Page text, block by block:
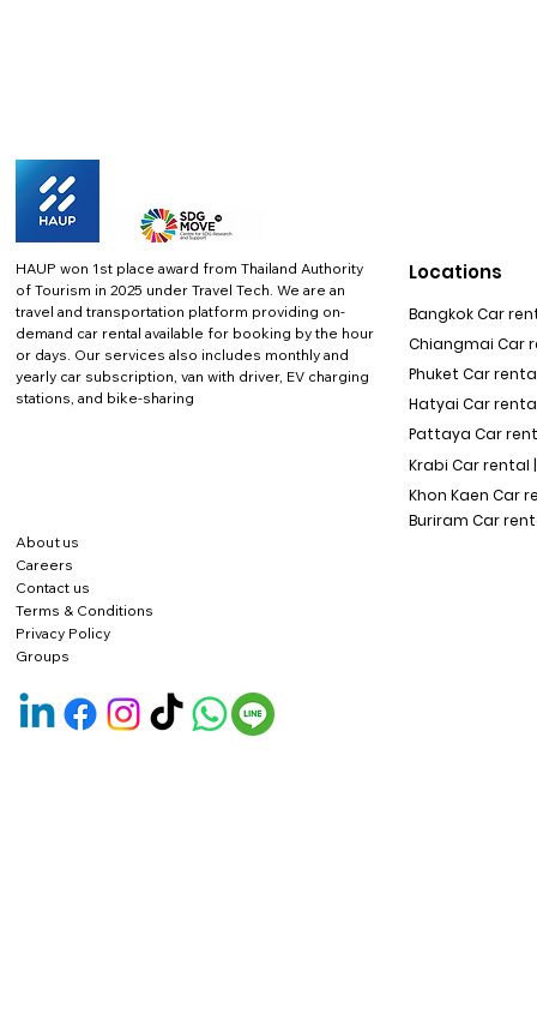
HAUP won 1st place award from Thailand Authority
of Tourism in 2025 under Travel Tech. We are an
travel and transportation platform providing on-
demand car rental available for booking by the hour
or days. Our services also includes monthly and
yearly car subscription, van with driver, EV charging
stations, and bike-sharing
About us
Careers
Contact us
Terms & Conditions
Privacy Policy
Locations
Bangkok Car
Chiangmai Car
Phuket Car rental
Hatyai Car
Pattaya Car
Krabi Car rental |
Khon Kaen Car
Buriram Car
Groups